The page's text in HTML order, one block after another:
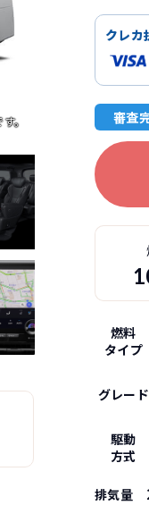
クレカ
審査
燃料
タイプ
グレード
駆動
方式
排気量